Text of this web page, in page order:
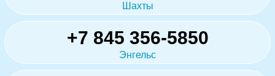
Шахты
+7 845 356-5850
Энгельс